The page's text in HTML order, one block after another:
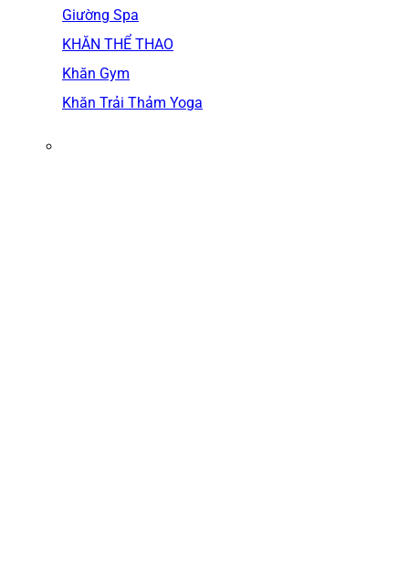
Giường Spa
KHĂN THỂ THAO
Khăn Gym
Khăn Trải Thảm Yoga